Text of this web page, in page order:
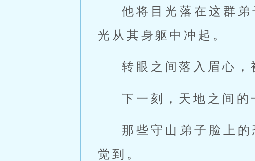
他将目光落在这群
光从其身躯中冲起。
转眼之间落入眉心，
下一刻，天地之间的
那些守山弟子脸上
觉到。